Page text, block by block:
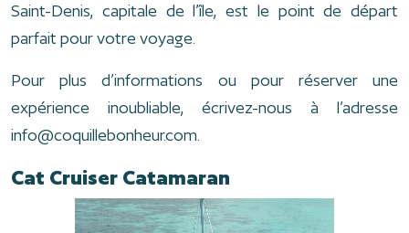
Saint-Denis, capitale de l’île, est le point de départ
parfait pour votre voyage.
Pour plus d’informations ou pour réserver une
expérience inoubliable, écrivez-nous à l’adresse
info@coquillebonheur.com.
Cat Cruiser Catamaran